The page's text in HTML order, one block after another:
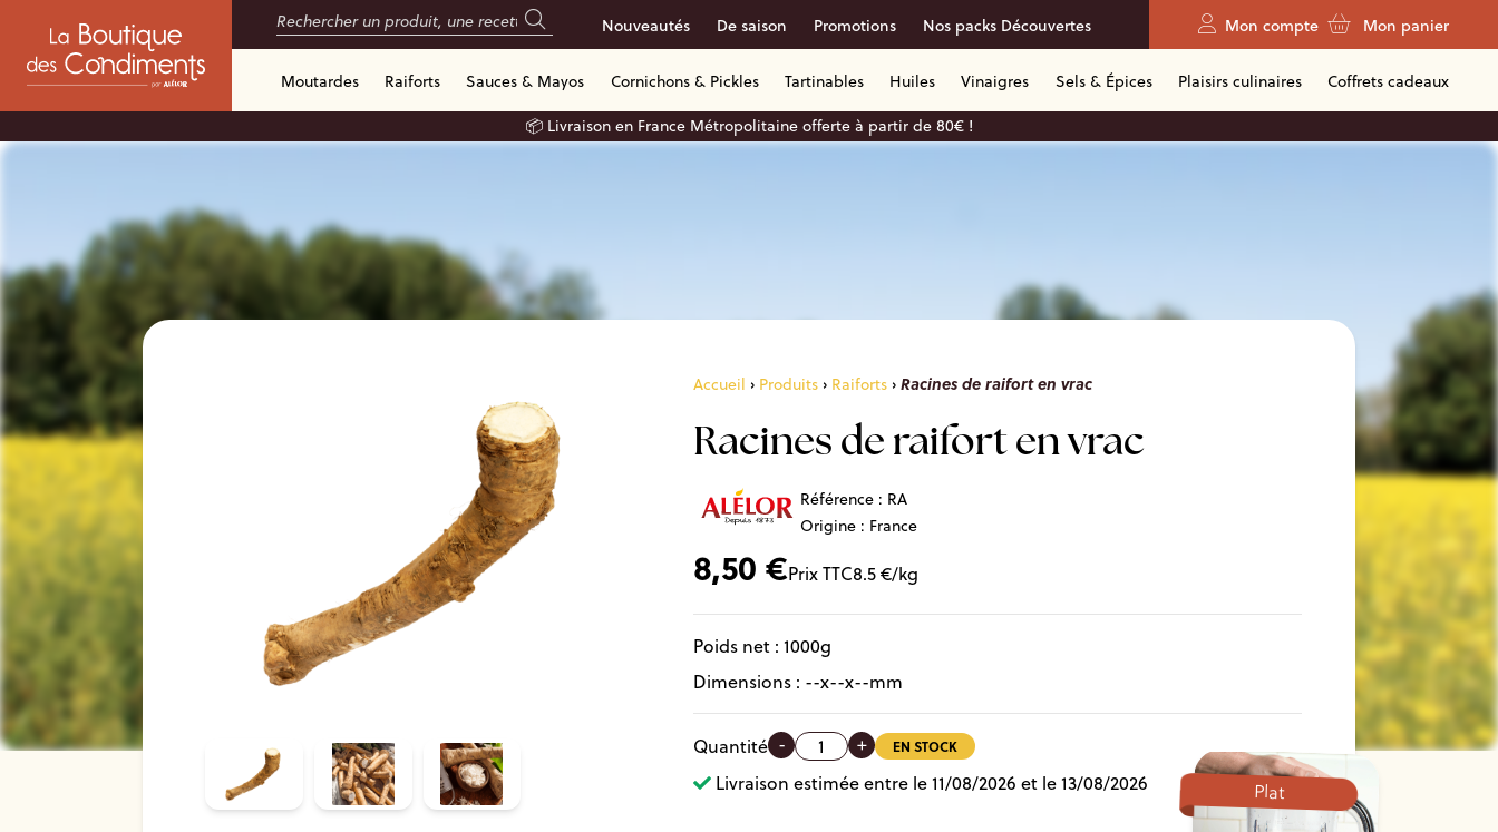
Nouveautés De saison Promotions Nos packs Découvertes Mon compte Mon panier
Moutardes Raiforts Sauces & Mayos Cornichons & Pickles Tartinables Huiles Vinaigres Sels & Épices Plaisirs culinaires
Coffrets cadeaux
📦 Livraison en France Métropolitaine offerte à partir de 80€ !
Accueil › Produits › Raiforts ›Racines de raifort en vrac
Racines de raifort en vrac
Référence : RA
Origine : France
8,50€Prix TTC8.5€/kg
Poids net :1000g
Dimensions : --x--x--mm
Quantité - + EN STOCK
Livraison estimée entre le 11/08/2026 et le 13/08/2026 Plat